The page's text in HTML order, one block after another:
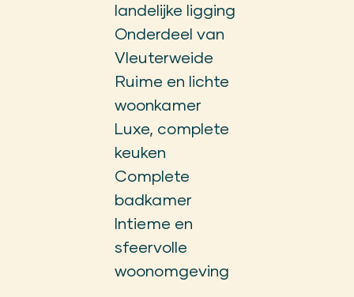
landelijke ligging
Onderdeel van
Vleuterweide
Ruime en lichte
woonkamer
Luxe, complete
keuken
Complete
badkamer
Intieme en
sfeervolle
woonomgeving